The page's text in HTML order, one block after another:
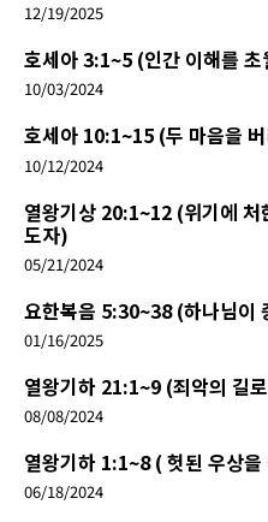
12/19/2025
호세아 3:1~5 (인간 이해를
10/03/2024
호세아 10:1~15 (두 마음을
10/12/2024
열왕기상 20:1~12 (위기에
도자)
05/21/2024
요한복음 5:30~38 (하나님이
01/16/2025
열왕기하 21:1~9 (죄악의 길
08/08/2024
열왕기하 1:1~8 ( 헛된 우상
06/18/2024